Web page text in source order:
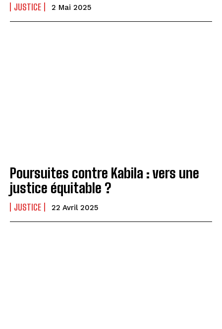
JUSTICE 2 Mai 2025
Poursuites contre Kabila : vers une
justice équitable ?
JUSTICE 22 Avril 2025